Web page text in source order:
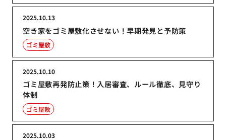
空き家をゴミ屋敷化させない！早期発見と予防策
2025.10.13
ゴミ屋敷
ゴミ屋敷再発防止策！入居審査、ルール徹底、見守り
体制
2025.10.10
ゴミ屋敷
2025.10.03